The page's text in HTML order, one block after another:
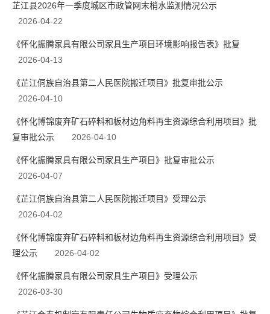
芷江县2026年一季度城区市政管网末梢水监测情况公示
2026-04-22
《怀化振腾家具有限公司家具生产项目环境影响报告表》批复
2026-04-13
《芷江侗族自治县第二人民医院搬迁项目》批复审批公示
2026-04-10
《怀化博锦废弃矿石碎料和板材边角料再生资源综合利用项目》批
复审批公示
2026-04-10
《怀化振腾家具有限公司家具生产项目》批复审批公示
2026-04-07
《芷江侗族自治县第二人民医院搬迁项目》受理公示
2026-04-02
《怀化博锦废弃矿石碎料和板材边角料再生资源综合利用项目》受
理公示
2026-04-02
《怀化振腾家具有限公司家具生产项目》受理公示
2026-03-30